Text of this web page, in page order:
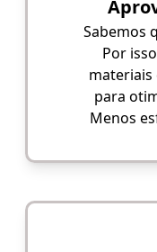
Sabemos
Por
materiais
para
Menos